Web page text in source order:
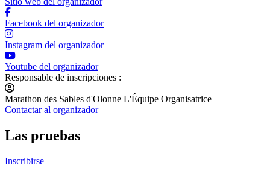
Facebook del organizador
Instagram del organizador
Youtube del organizador
Responsable de inscripciones :
Marathon des Sables d'Olonne L'Équipe Organisatrice
Contactar al organizador
Las pruebas
Inscribirse